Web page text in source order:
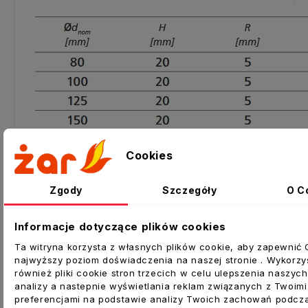
Inne produkty w tej kategorii:
Cookies
Zgody Szczegóły O
Informacje dotyczące plików cookies
Ta witryna korzysta z własnych plików cookie, aby zapewnić
najwyższy poziom doświadczenia na naszej stronie .
również pliki cookie stron trzecich w celu ulepszenia naszych
analizy a nastepnie wyświetlania reklam związanych z Twoimi
preferencjami na podstawie analizy Twoich zachowań